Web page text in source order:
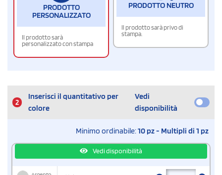
PRODOTTO
PERSONALIZZATO
Il prodotto sarà
personalizzato con stampa
PRODOTTO NEUTRO
Il prodotto sarà privo di
stampa.
2
Inserisci il quantitativo per
colore
Vedi
disponibilità
Minimo ordinabile:10 pz - Multipli di 1 pz
Vedi disponibilità